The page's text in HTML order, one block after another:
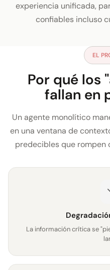
experiencia unificada,
confiables incluso
EL
Por qué los
fallan en
Un agente monolítico
en una ventana de
predecibles que rompen
La información crítica se